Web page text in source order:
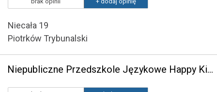
Niecała 19
Piotrków Trybunalski
Niepubliczne Przedszkole Językowe Happy Kids w Piotrkowie Trybunalskim